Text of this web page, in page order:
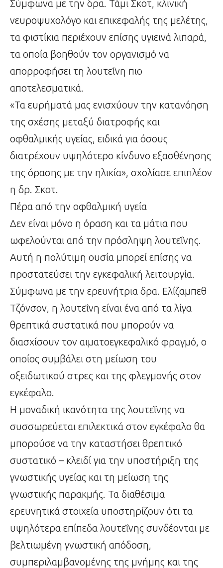
Σύμφωνα με την δρα. Τάμι Σκοτ, κλινική
νευροψυχολόγο και επικεφαλής της μελέτης,
τα φιστίκια περιέχουν επίσης υγιεινά λιπαρά,
τα οποία βοηθούν τον οργανισμό να
απορροφήσει τη λουτεΐνη πιο
αποτελεσματικά.
«Τα ευρήματά μας ενισχύουν την κατανόηση
της σχέσης μεταξύ διατροφής και
οφθαλμικής υγείας, ειδικά για όσους
διατρέχουν υψηλότερο κίνδυνο εξασθένησης
της όρασης με την ηλικία», σχολίασε επιπλέον
η δρ. Σκοτ.
Πέρα από την οφθαλμική υγεία
Δεν είναι μόνο η όραση και τα μάτια που
ωφελούνται από την πρόσληψη λουτεΐνης.
Αυτή η πολύτιμη ουσία μπορεί επίσης να
προστατεύσει την εγκεφαλική λειτουργία.
Σύμφωνα με την ερευνήτρια δρα. Ελίζαμπεθ
Τζόνσον, η λουτεΐνη είναι ένα από τα λίγα
θρεπτικά συστατικά που μπορούν να
διασχίσουν τον αιματοεγκεφαλικό φραγμό, ο
οποίος συμβάλει στη μείωση του
οξειδωτικού στρες και της φλεγμονής στον
εγκέφαλο.
Η μοναδική ικανότητα της λουτεΐνης να
συσσωρεύεται επιλεκτικά στον εγκέφαλο θα
μπορούσε να την καταστήσει θρεπτικό
συστατικό – κλειδί για την υποστήριξη της
γνωστικής υγείας και τη μείωση της
γνωστικής παρακμής. Τα διαθέσιμα
ερευνητικά στοιχεία υποστηρίζουν ότι τα
υψηλότερα επίπεδα λουτεΐνης συνδέονται με
βελτιωμένη γνωστική απόδοση,
συμπεριλαμβανομένης της μνήμης και της